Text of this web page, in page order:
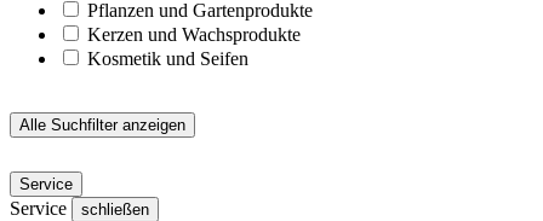
Pflanzen und Gartenprodukte
Kerzen und Wachsprodukte
Kosmetik und Seifen
Alle Suchfilter anzeigen
Service
Service schließen